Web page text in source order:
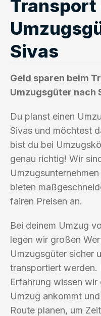
Transport
Sivas
Geld sparen beim
Umzugsgüter nach
Du planst einen
Sivas und möchtest
bist du bei
genau richtig! Wir
bieten
fairen Preisen an.
Bei deinem Umzug
legen wir großen
Umzugsgüter sicher
transportiert werden.
Erfahrung wissen
Umzug ankommt
Route planen, um